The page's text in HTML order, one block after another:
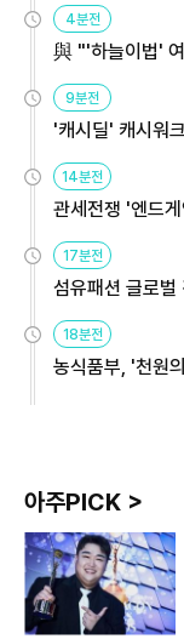
4분전
與 "'하늘이법'
9분전
'캐시딜' 캐시워
14분전
관세전쟁 '엔드
17분전
섬유패션 글로
18분전
농식품부, '천원
아주PICK >